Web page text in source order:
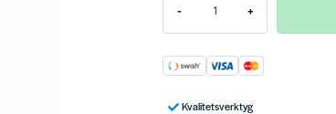
- +
Kvalitetsverktyg